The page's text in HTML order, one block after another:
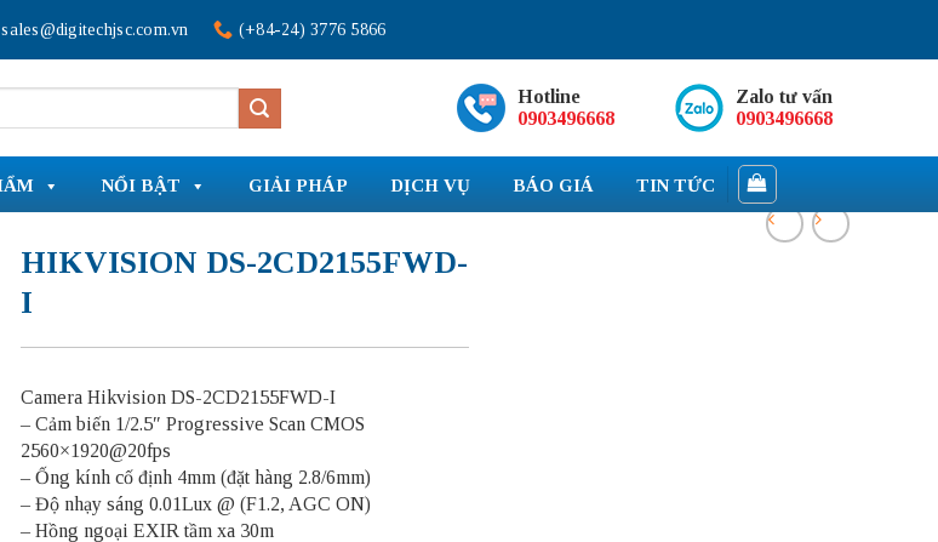
sales@digitechjsc.com.vn (+84-24) 3776 5866
Hotline
0903496668
Zalo tư vấn
0903496668
NỔI BẬT GIẢI PHÁP DỊCH VỤ BÁO GIÁ TIN TỨC
HIKVISION DS-2CD2155FWD-
I
Camera Hikvision DS-2CD2155FWD-I
– Cảm biến 1/2.5″ Progressive Scan CMOS
2560×1920@20fps
– Ống kính cố định 4mm (đặt hàng 2.8/6mm)
– Độ nhạy sáng 0.01Lux @ (F1.2, AGC ON)
– Hồng ngoại EXIR tầm xa 30m